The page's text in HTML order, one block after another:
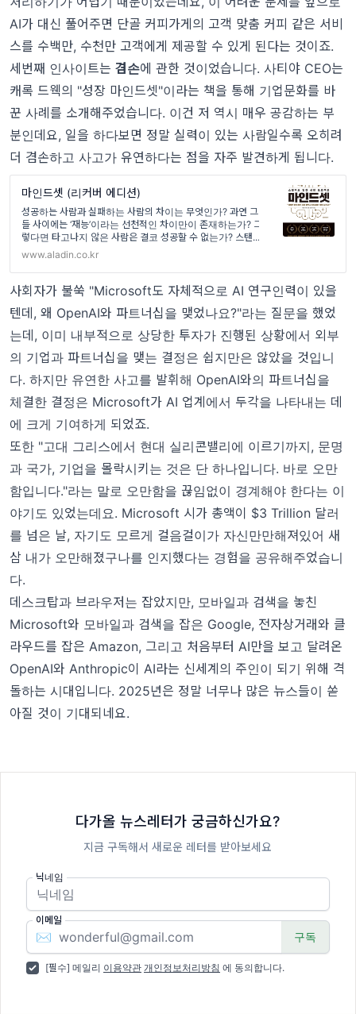
AI가 대신 풀어주면 단골 커피가게의 고객 맞춤 커피 같은 서비
스를 수백만, 수천만 고객에게 제공할 수 있게 된다는 것이죠.
세번째 인사이트는 겸손에 관한 것이었습니다. 사티야 CEO는
캐록 드웩의 "성장 마인드셋"이라는 책을 통해 기업문화를 바
꾼 사례를 소개해주었습니다. 이건 저 역시 매우 공감하는 부
분인데요, 일을 하다보면 정말 실력이 있는 사람일수록 오히려
더 겸손하고 사고가 유연하다는 점을 자주 발견하게 됩니다.
마인드셋 (리커버 에디션)
성공하는 사람과 실패하는 사람의 차이는 무엇인가? 과연 그
들 사이에는 ‘재능’이라는 선천적인 차이만이 존재하는가? 그
렇다면 타고나지 않은 사람은 결코 성공할 수 없는가? 스탠...
www.aladin.co.kr
사회자가 불쑥 "Microsoft도 자체적으로 AI 연구인력이 있을
텐데, 왜 OpenAI와 파트너십을 맺었나요?"라는 질문을 했었
는데, 이미 내부적으로 상당한 투자가 진행된 상황에서 외부
의 기업과 파트너십을 맺는 결정은 쉽지만은 않았을 것입니
다. 하지만 유연한 사고를 발휘해 OpenAI와의 파트너십을
체결한 결정은 Microsoft가 AI 업계에서 두각을 나타내는 데
에 크게 기여하게 되었죠.
또한 "고대 그리스에서 현대 실리콘밸리에 이르기까지, 문명
과 국가, 기업을 몰락시키는 것은 단 하나입니다. 바로 오만
함입니다."라는 말로 오만함을 끊임없이 경계해야 한다는 이
야기도 있었는데요. Microsoft 시가 총액이 $3 Trillion 달러
를 넘은 날, 자기도 모르게 걸음걸이가 자신만만해져있어 새
삼 내가 오만해졌구나를 인지했다는 경험을 공유해주었습니
다.
데스크탑과 브라우저는 잡았지만, 모바일과 검색을 놓친
Microsoft와 모바일과 검색을 잡은 Google, 전자상거래와 클
라우드를 잡은 Amazon, 그리고 처음부터 AI만을 보고 달려온
OpenAI와 Anthropic이 AI라는 신세계의 주인이 되기 위해 격
돌하는 시대입니다. 2025년은 정말 너무나 많은 뉴스들이 쏟
아질 것이 기대되네요.
다가올 뉴스레터가 궁금하신가요?
지금 구독해서 새로운 레터를 받아보세요
닉네임
이메일
✉️
[필수] 메일리 이용약관 개인정보처리방침 에 동의합니다.